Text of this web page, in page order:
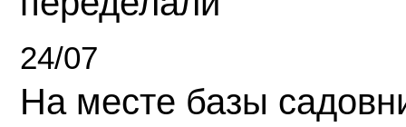
24/07
На месте базы